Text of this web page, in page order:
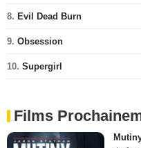
8. Evil Dead Burn
9. Obsession
10. Supergirl
Films